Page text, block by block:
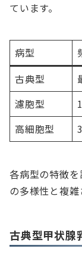
ています。
病型
古典型
濾胞型
高細胞型
各病型の特徴
の多様性と複雑
古典型甲状腺